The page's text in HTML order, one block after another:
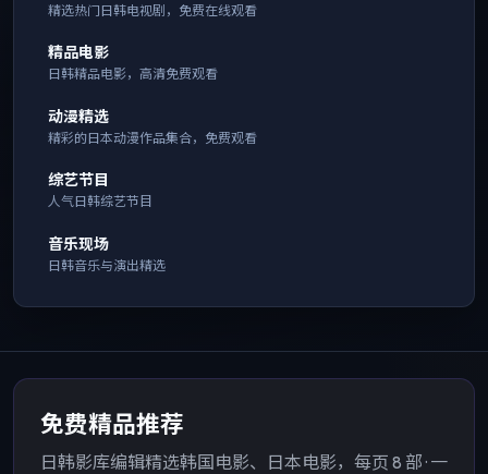
精选热门日韩电视剧，免费在线观看
精品电影
日韩精品电影，高清免费观看
动漫精选
精彩的日本动漫作品集合，免费观看
综艺节目
人气日韩综艺节目
音乐现场
日韩音乐与演出精选
免费精品推荐
日韩影库编辑精选韩国电影、日本电影，每页 8 部 · 一